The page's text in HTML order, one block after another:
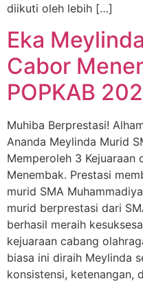
diikuti oleh lebih […]
Eka
Cabor
POPKAB
Muhiba Berprestasi!
Ananda Meylinda Murid
Memperoleh 3 Kejuaraan
Menembak. Prestasi
murid SMA
murid berprestasi dari
berhasil meraih
kejuaraan cabang
biasa ini diraih Meylinda
konsistensi, ketenangan,